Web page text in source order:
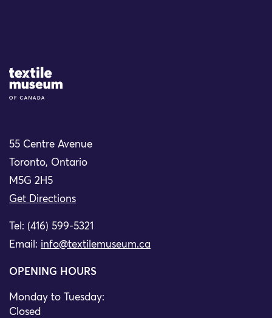
Site Logo
55 Centre Avenue
Toronto, Ontario
M5G 2H5
Get Directions
Tel: (416) 599-5321
Email: info@textilemuseum.ca
OPENING HOURS
Monday to Tuesday:
Closed